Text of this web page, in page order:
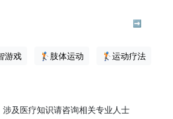
️➡️
游戏 🏌️肢体运动 🏌️运动疗法
及医疗知识请咨询相关专业人士